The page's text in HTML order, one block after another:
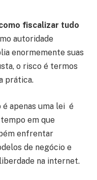
fiscalizar tudo
autoridade
enormemente suas
o risco é termos
prática.
apenas uma lei é
em que
enfrentar
de negócio e
na internet.